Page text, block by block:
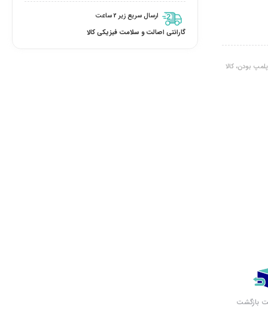
بودن، کالا
ارسال سریع زیر 2 ساعت
گارانتی اصالت و سلامت فیزیکی کالا